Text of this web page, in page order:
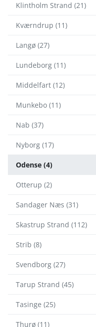
Klintholm Strand (21)
Kværndrup (11)
Langø (27)
Lundeborg (11)
Middelfart (12)
Munkebo (11)
Nab (37)
Nyborg (17)
Odense (4)
Otterup (2)
Sandager Næs (31)
Skastrup Strand (112)
Strib (8)
Svendborg (27)
Tarup Strand (45)
Tasinge (25)
Thurø (11)